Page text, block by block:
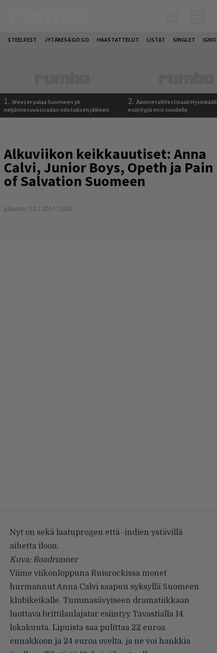
STEELFEST JYTÄKESÄ GO GO HAASTATTELUT LISTAT SINGLET
1. Weezer palaa Suomeen yli
neljännesvuosisadan odotuksen jälkeen
2. Äärimetallifestivaali
esiintyjiä ensi vuodelle
Alkuviikon keikkauutiset: Anna
Calvi, Junior Boys, Opeth ja Pain
of Salvation Suomeen
Julkaistu: 12.7.2011 12:00
Nyt on sekä laatuprogen että -indien ystävillä
aihetta iloon.
Kuva: Roadrunner
Viime viikonloppuna Ruisrockissa monet
hurmannutAnna Calvi saapuu syksyllä Suomeen
klubikeikalle. Tummasävyiseen dramatiikkaan
luottava brittilaulajatar esiintyy Tavastialla 14.
lokakuuta. Lipuista saa pulittaa 22 euroa
ennakkoon ja 24 euroa ovelta, ja ne voi hankkia